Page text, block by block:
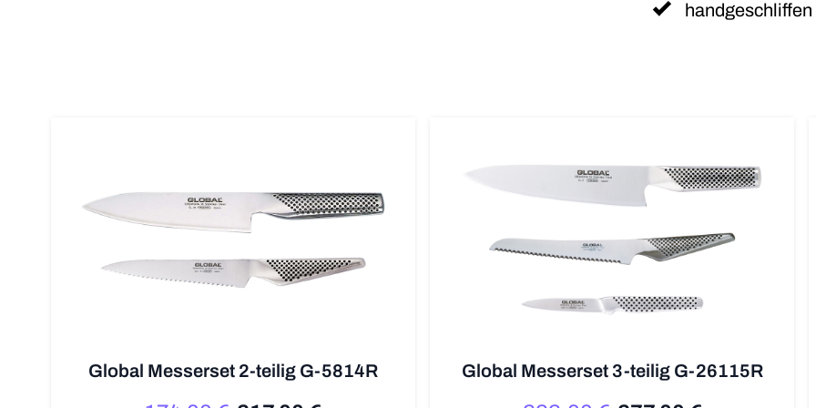
Global Messerset 2-teilig G-5814R Global Messerset 3-teilig G-26115R